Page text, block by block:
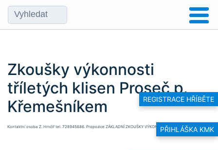
REGISTRACE HŘÍBĚTE
PŘIHLÁŠKA KMK
Zkoušky výkonnosti
tříletých klisen Proseč p.
Křemešníkem
Kontaktní osoba Z. Hrnčíř tel. 728945686. Propozice ZÁKLADNÍ ZKOUŠKY VÝKONNOSTI KLISEN Proseč 2022